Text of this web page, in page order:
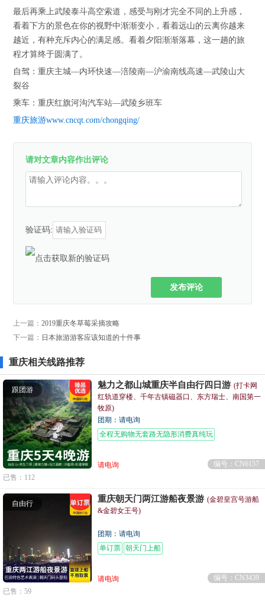
最后再乘上武陵泰斗高空索道，感受与刚才完全不同的上升感，
看着下方的景色在你的视野中渐渐变小，看着远山的云离你越来
越近，有种充斥内心的满足感。看着夕阳渐渐落幕，这一趟的旅
程才算终于圆满了。
自驾：重庆主城—内环快速—涪陵南—沪渝南线高速—武陵山大
裂谷
乘车：重庆红旗河沟汽车站—武陵乡班车
重庆旅游www.cncqt.com/chongqing/
请对文章内容作出评论
验证码:
发布评论
上一篇：2019重庆冬草莓采摘攻略
下一篇： 日本旅游游客应该知道的十件事
重庆相关线路推荐
跟团游 魅力之都山城重庆半自由行四日游 (打卡网
红轨道穿楼、千年古镇磁器口、东方瑞士、南国第一
牧原)
团期：请电询
全程无购物无套路无隐形消费真纯玩
请电询
编号：CN6157
已售：112
自由行 重庆朝天门两江游船夜景游 (金碧皇宫号游船
&金碧女王号)
团期：请电询
单订票 朝天门上船
请电询
编号：CN3439
已售：59